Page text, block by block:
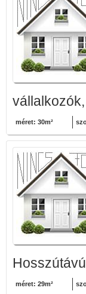
méret: 30m²
méret: 29m²